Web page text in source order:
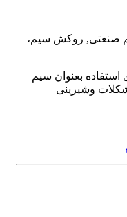
صنعتی, روکش سیم،
میلیمتر برای استفاده بعنوان سیم
وشیرینی